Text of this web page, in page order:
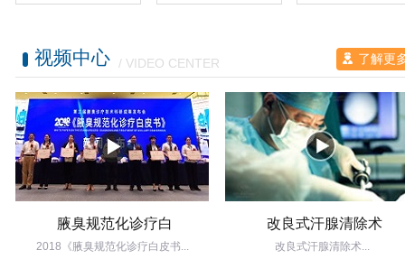
视频中心 / VIDEO CENTER 了解更
腋臭规范化诊疗白
2018《腋臭规范化诊疗白皮书...
改良式汗腺清除术
改良式汗腺清除术...